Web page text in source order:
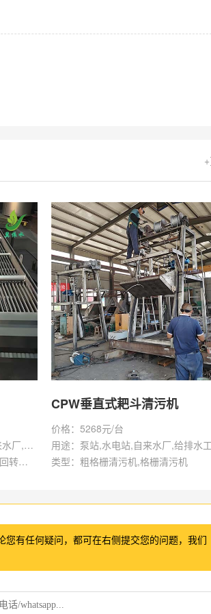
用途：泵站,污水处理,水电站,自来水厂,给排水工程
类型：粗格栅清污机,格栅清污机,回转式清污机
CPW垂直式耙斗清污机
价格：5268元/台
用途：泵站,水电站,自来水厂,给排水
类型：粗格栅清污机,格栅清污机
有任何疑问，都可在右侧提交您的问题，我们